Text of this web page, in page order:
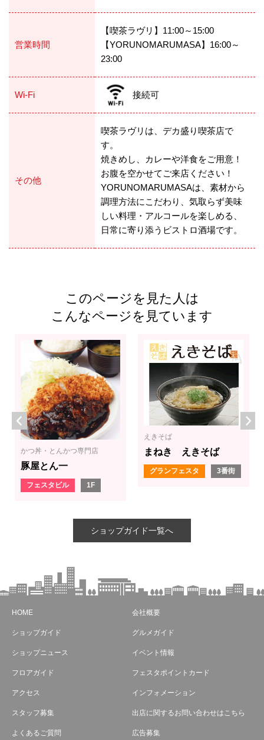
営業時間
【喫茶ラヴリ】11:00～15:00
【YORUNOMARUMASA】16:00～
23:00
Wi-Fi 接続可
その他
喫茶ラヴリは、デカ盛り喫茶店で
す。
焼きめし、カレーや洋食をご用意！
お腹を空かせてご来店ください！
YORUNOMARUMASAは、素材から
調理方法にこだわり、気取らず美味
しい料理・アルコールを楽しめる、
日常に寄り添うビストロ酒場です。
このページを見た人は
こんなページを見ています
かつ丼・とんかつ専門店
豚屋とん一
フェスタビル 1F
えきそば
まねき えきそば
グランフェスタ 3番街
ショップガイド一覧へ
HOME 会社概要
ショップガイド グルメガイド
ショップニュース イベント情報
フロアガイド フェスタポイントカード
アクセス インフォメーション
スタッフ募集 出店に関するお問い合わせはこちら
よくあるご質問 広告募集